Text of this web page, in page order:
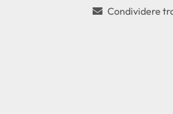
Condividere